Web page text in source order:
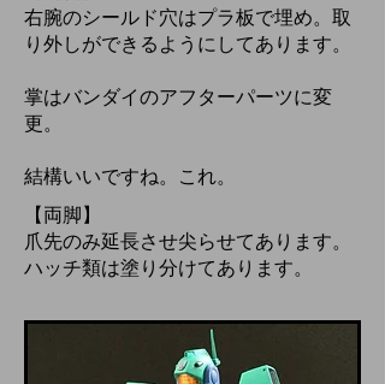
右腕のシールド穴はプラ板で埋め。取
り外しができるようにしてあります。
掌はバンダイのアフターパーツに変
更。
結構いいですね。これ。
【両脚】
爪先のみ延長させ尖らせてあります。
ハッチ類は塗り分けてあります。